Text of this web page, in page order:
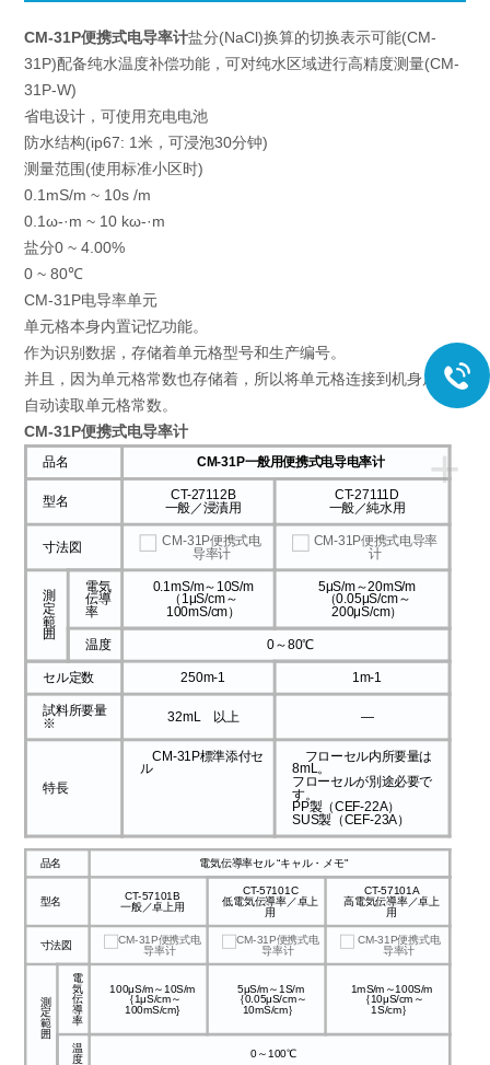
CM-31P便携式电导率计盐分(NaCl)换算的切换表示可能(CM-
31P)配备纯水温度补偿功能，可对纯水区域进行高精度测量(CM-
31P-W)
省电设计，可使用充电电池
防水结构(ip67: 1米，可浸泡30分钟)
测量范围(使用标准小区时)
0.1mS/m ~ 10s /m
0.1ω-·m ~ 10 kω-·m
盐分0 ~ 4.00%
0 ~ 80℃
CM-31P电导率单元
单元格本身内置记忆功能。
作为识别数据，存储着单元格型号和生产编号。
并且，因为单元格常数也存储着，所以将单元格连接到机身后，
自动读取单元格常数。
CM-31P便携式电导率计
+
品名 CM-31P一般用便携式电导电率计
型名
CT-27112B
一般／浸漬用
CT-27111D
一般／純水用
寸法図
測
定
範
囲
電気
伝導
率
0.1mS/m～10S/m
（1μS/cm～
100mS/cm）
5μS/m～20mS/m
（0.05μS/cm～
200μS/cm）
温度 0～80℃
セル定数 250m-1 1m-1
試料所要量
※ 32mL 以上 ―
特長
CM-31P標準添付セ
ル
フローセル内所要量は
8mL。
フローセルが別途必要で
す。
PP製（CEF-22A）
SUS製（CEF-23A）
品名 電気伝導率セル “キャル・メモ"
型名
CT-57101B
一般／卓上用
CT-57101C
低電気伝導率／卓上
用
CT-57101A
高電気伝導率／卓上
用
寸法図
測
定
範
囲
電
気
伝
導
率
100μS/m～10S/m
｛1μS/cm～
100mS/cm}
5μS/m～1S/m
｛0.05μS/cm～
10mS/cm｝
1mS/m～100S/m
｛10μS/cm～
1S/cm｝
温
度 0～100℃